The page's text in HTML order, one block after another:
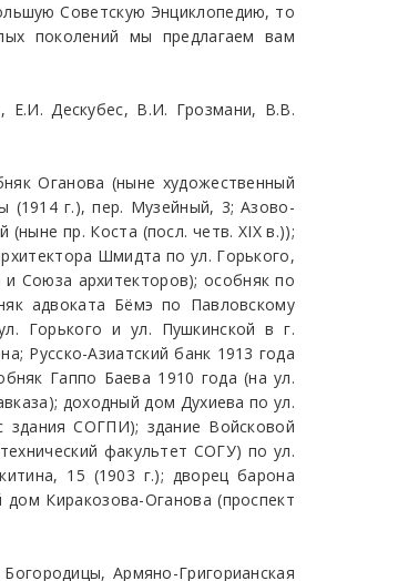
Советскую Энциклопедию, то
поколений мы предлагаем вам
Е.И. Дескубес, В.И. Грозмани, В.В.
Оганова (ныне художественный
(1914 г.), пер. Музейный, 3; Азово-
пр. Коста (посл. четв. XIX в.));
Шмидта по ул. Горького,
и Союза архитекторов); особняк по
адвоката Бёмэ по Павловскому
Горького и ул. Пушкинской в г.
Русско-Азиатский банк 1913 года
Гаппо Баева 1910 года (на ул.
доходный дом Духиева по ул.
СОГПИ); здание Войсковой
факультет СОГУ) по ул.
15 (1903 г.); дворец барона
Киракозова-Оганова (проспект
Армяно-Григорианская